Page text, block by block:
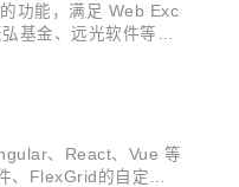
功能，满足 Web Exc
基金、远光软件等各
、React、Vue 等
FlexGrid的自定义编